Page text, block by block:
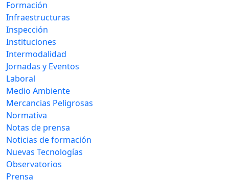
Formación
Infraestructuras
Inspección
Instituciones
Intermodalidad
Jornadas y Eventos
Laboral
Medio Ambiente
Mercancias Peligrosas
Normativa
Notas de prensa
Noticias de formación
Nuevas Tecnologías
Observatorios
Prensa